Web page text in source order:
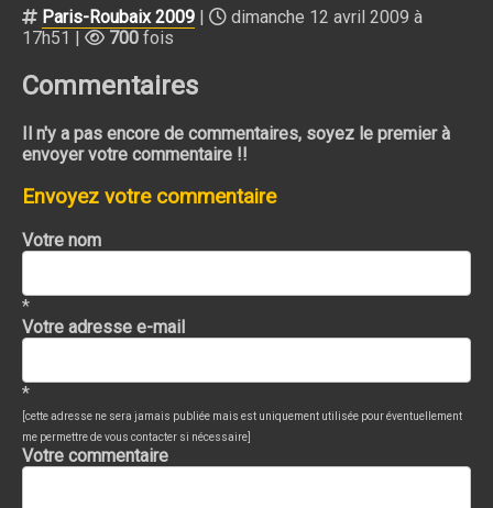
Paris-Roubaix 2009 |
dimanche 12 avril 2009 à
17h51 |
700 fois
Commentaires
Il n'y a pas encore de commentaires, soyez le premier à
envoyer votre commentaire !!
Envoyez votre commentaire
Votre nom
*
Votre adresse e-mail
*
[cette adresse ne sera jamais publiée mais est uniquement utilisée pour éventuellement
me permettre de vous contacter si nécessaire]
Votre commentaire